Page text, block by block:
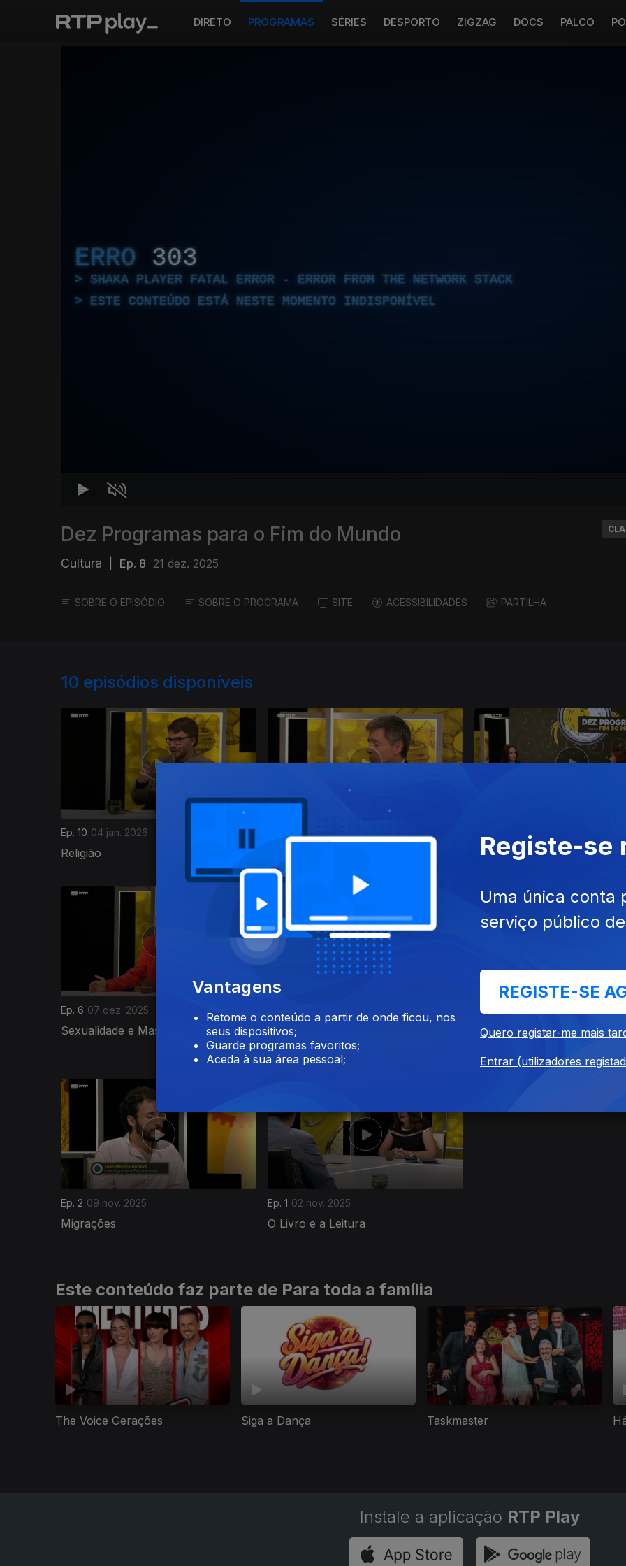
DIRETO PROGRAMAS SÉRIES DESPORTO ZIGZAG DOCS PALCO
ERRO 303
SHAKA PLAYER FATAL ERROR - ERROR FROM THE NETWORK STACK
ESTE CONTEÚDO ESTÁ NESTE MOMENTO INDISPONÍVEL
Dez Programas para o Fim do Mundo
Cultura Ep. 8 21 dez. 2025
SOBRE O EPISÓDIO SOBRE O PROGRAMA SITE ACESSIBILIDADES PARTILHA
10 episódios disponíveis
Ep. 10 04 jan. 2026
Religião
28 dez. 2025
Cultura
Ep. 6 07 dez. 2025
Sexualidade e Masculinidade
30 nov. 2025
O Futuro do Jornalismo
Ep. 4
Memes e Radicalização
Ep. 2 09 nov. 2025
Migrações
Ep. 1 02 nov. 2025
O Livro e a Leitura
886550
Este conteúdo faz parte de Para toda a família
The Voice Gerações Siga a Dança Taskmaster
Instale a aplicação RTP Play
Vantagens
Retome o conteúdo a partir de onde ficou, nos
seus dispositivos;
Guarde programas favoritos;
Aceda à sua área pessoal;
Registe-se
Uma única conta
serviço público
REGISTE-SE
Quero registar-me mais
Entrar (utilizadores